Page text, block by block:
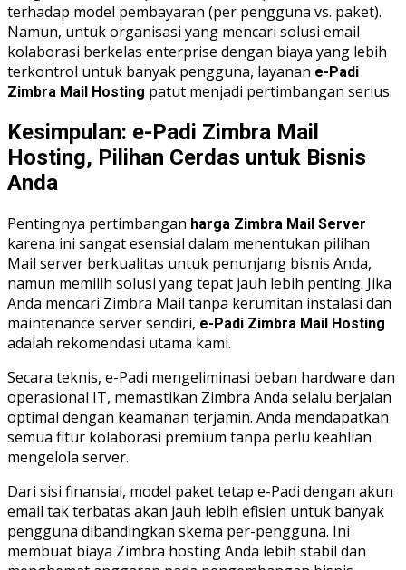
terhadap model pembayaran (per pengguna vs. paket).
Namun, untuk organisasi yang mencari solusi email
kolaborasi berkelas enterprise dengan biaya yang lebih
terkontrol untuk banyak pengguna, layanan e-Padi
Zimbra Mail Hosting patut menjadi pertimbangan serius.
Kesimpulan: e-Padi Zimbra Mail
Hosting, Pilihan Cerdas untuk Bisnis
Anda
Pentingnya pertimbangan harga Zimbra Mail Server
karena ini sangat esensial dalam menentukan pilihan
Mail server berkualitas untuk penunjang bisnis Anda,
namun memilih solusi yang tepat jauh lebih penting. Jika
Anda mencari Zimbra Mail tanpa kerumitan instalasi dan
maintenance server sendiri, e-Padi Zimbra Mail Hosting
adalah rekomendasi utama kami.
Secara teknis, e-Padi mengeliminasi beban hardware dan
operasional IT, memastikan Zimbra Anda selalu berjalan
optimal dengan keamanan terjamin. Anda mendapatkan
semua fitur kolaborasi premium tanpa perlu keahlian
mengelola server.
Dari sisi finansial, model paket tetap e-Padi dengan akun
email tak terbatas akan jauh lebih efisien untuk banyak
pengguna dibandingkan skema per-pengguna. Ini
membuat biaya Zimbra hosting Anda lebih stabil dan